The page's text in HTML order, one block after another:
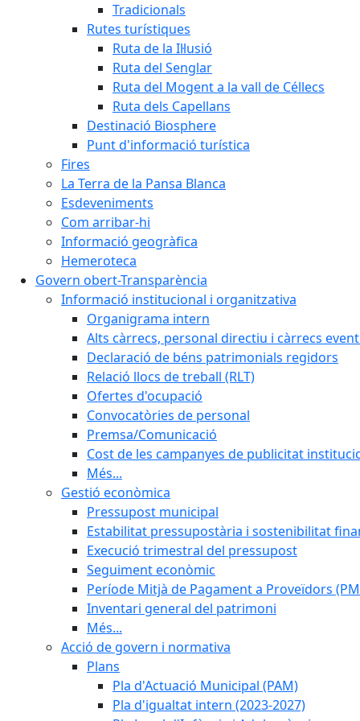
Tradicionals
Rutes turístiques
Ruta de la Il·lusió
Ruta del Senglar
Ruta del Mogent a la vall de Céllecs
Ruta dels Capellans
Destinació Biosphere
Punt d'informació turística
Fires
La Terra de la Pansa Blanca
Esdeveniments
Com arribar-hi
Informació geogràfica
Hemeroteca
Govern obert-Transparència
Informació institucional i organitzativa
Organigrama intern
Alts càrrecs, personal directiu i càrrecs
Declaració de béns patrimonials regidors
Relació llocs de treball (RLT)
Ofertes d'ocupació
Convocatòries de personal
Premsa/Comunicació
Cost de les campanyes de publicitat
Més...
Gestió econòmica
Pressupost municipal
Estabilitat pressupostària i sostenibilitat
Execució trimestral del pressupost
Seguiment econòmic
Període Mitjà de Pagament a Proveïdors
Inventari general del patrimoni
Més...
Acció de govern i normativa
Plans
Pla d'Actuació Municipal (PAM)
Pla d'igualtat intern (2023-2027)